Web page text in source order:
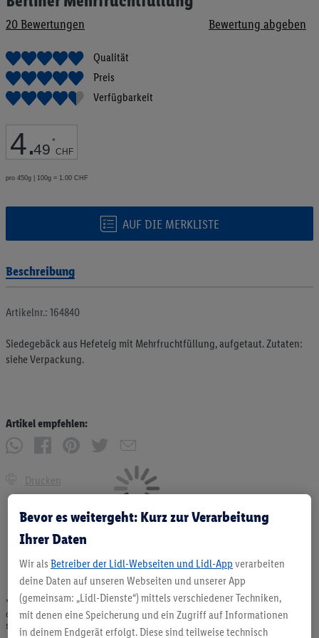
20Bewertungen Bewertung abgeben
Qualität
Preis
Verfügbarkeit
4.49 *
CHF
pro 450g | 100g = 1.00 CHF
AUF DIE MERKLISTE
Anfang
der
springen
Beschreibung
Artikelnr.: 164840
Siedegebäck aus Hefeteig mit Mehrfruchtfüllung, aufgetaut. Zutaten:
siehe Verpackung.
Artikel empfehlen:
Drucken
* Angebote solange Vorrat. Abgabe nur in haushaltsüblichen Mengen. Verkauf
ohne Dekoration. Die hier beworbenen Produkte, vor allem NonFood-Produkte,
sind nicht alle dauerhaft im Sortiment. Abbildungen ähnlich.
Bevor es weitergeht: Kurz zur Verarbeitung
Ihrer Daten
Wir als Betreiber der Lidl-Webseiten und Lidl-App verarbeiten
deine Daten auf unseren Webseiten und unserer App
(gemeinsam: „Lidl-Dienste“) mittels verschiedener Techniken,
mit denen eine Speicherung und ein Zugriff auf Informationen
in deinem Endgerät erfolgt. Diese sind teilweise technisch